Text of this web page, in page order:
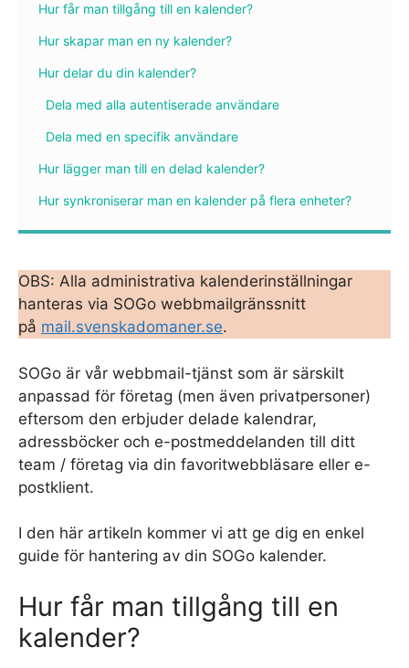
Hur får man tillgång till en kalender?
Hur skapar man en ny kalender?
Hur delar du din kalender?
Dela med alla autentiserade användare
Dela med en specifik användare
Hur lägger man till en delad kalender?
Hur synkroniserar man en kalender på flera enheter?
OBS: Alla administrativa kalenderinställningar
hanteras via SOGo webbmailgränssnitt
på mail.svenskadomaner.se.
SOGo är vår webbmail-tjänst som är särskilt
anpassad för företag (men även privatpersoner)
eftersom den erbjuder delade kalendrar,
adressböcker och e-postmeddelanden till ditt
team / företag via din favoritwebbläsare eller e-
postklient.
I den här artikeln kommer vi att ge dig en enkel
guide för hantering av din SOGo kalender.
Hur får man tillgång till en
kalender?